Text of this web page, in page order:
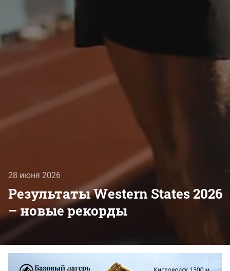
28 июня 2026
Результаты Western States 2026
– новые рекорды